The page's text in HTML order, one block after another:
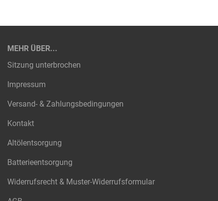
MEHR ÜBER...
Sitzung unterbrochen
Impressum
Versand- & Zahlungsbedingungen
Kontakt
Altölentsorgung
Batterieentsorgung
Widerrufsrecht & Muster-Widerrufsformular